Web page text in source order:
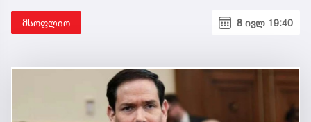
მსოფლიო 8 ივლ 19:40